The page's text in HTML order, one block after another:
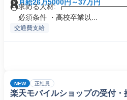
月給26万5000円～37万円
求める人材:
必須条件 ・高校卒業以...
交通費支給
NEW 正社員
楽天モバイルショップの受付・